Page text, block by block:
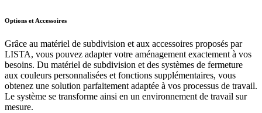
Options et Accessoires
Grâce au matériel de subdivision et aux accessoires proposés par
LISTA, vous pouvez adapter votre aménagement exactement à vos
besoins. Du matériel de subdivision et des systèmes de fermeture
aux couleurs personnalisées et fonctions supplémentaires, vous
obtenez une solution parfaitement adaptée à vos processus de travail.
Le système se transforme ainsi en un environnement de travail sur
mesure.